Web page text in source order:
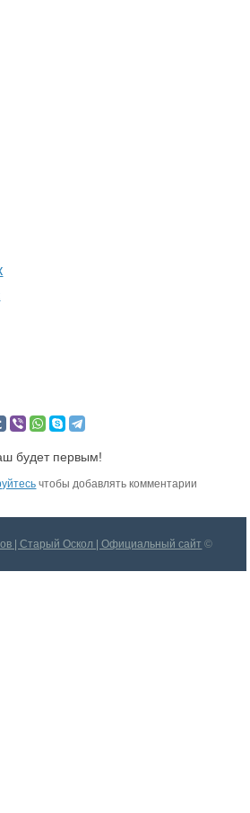
будет первым!
чтобы добавлять комментарии
| Старый Оскол | Официальный сайт ©